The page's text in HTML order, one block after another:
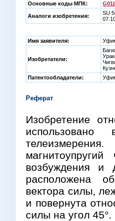
Основные коды МПК:
Аналоги изобретения:
SU
Имя заявителя:
Изобретатели:
Патентообладатели:
Реферат
Изобретение
возбуждения и
расположена
вектора силы,
и повернута
силы на угол 45°.